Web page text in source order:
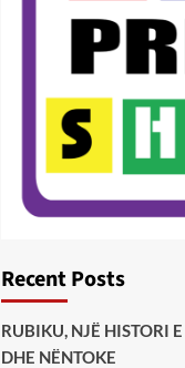
Recent Posts
RUBIKU, NJË HISTORI
DHE NËNTOKE